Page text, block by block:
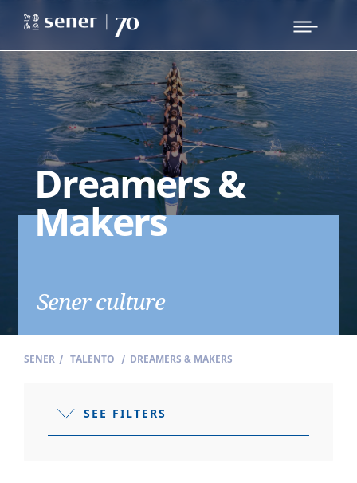
Dreamers &
Makers
Sener culture
SENER / TALENTO / DREAMERS & MAKERS
SEE FILTERS